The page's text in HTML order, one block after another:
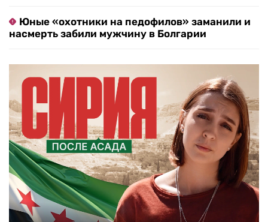
Юные «охотники на педофилов» заманили и
насмерть забили мужчину в Болгарии